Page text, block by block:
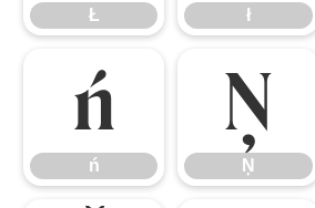
Ł ł
ń
ń
Ņ
Ņ